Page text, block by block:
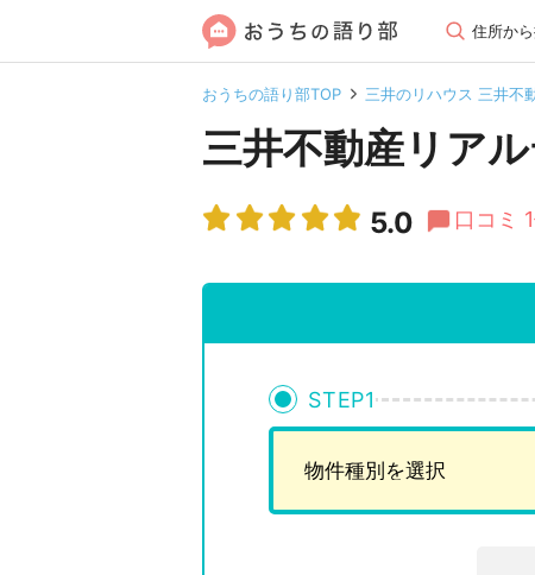
住所か
おうちの語り部TOP 三井のリハウス 三井不
三井不動産リア
5.0 口コミ
STEP1